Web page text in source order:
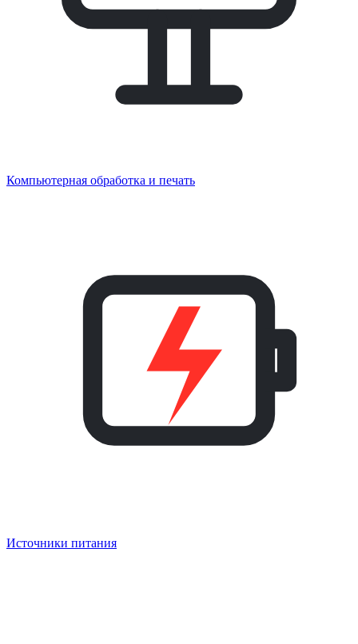
Компьютерная обработка и печать
Источники питания